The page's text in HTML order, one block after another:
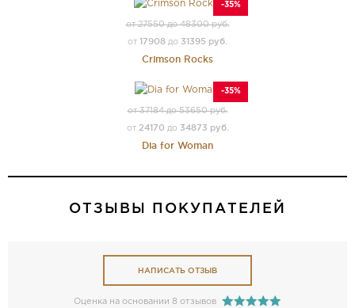
-35%
от 27550 до 48300 руб.
от 17908 до 31395 руб.
Crimson Rocks
-35%
от 37184 до 53650 руб.
от 24170 до 34873 руб.
Dia for Woman
ОТЗЫВЫ ПОКУПАТЕЛЕЙ
НАПИСАТЬ ОТЗЫВ
Оценка на основании 8 отзывов